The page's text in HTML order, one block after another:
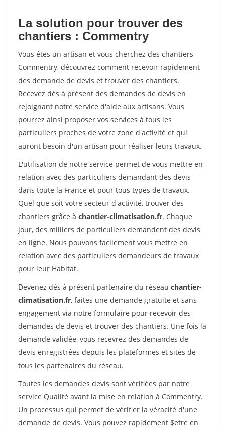
La solution pour trouver des
chantiers : Commentry
Vous êtes un artisan et vous cherchez des chantiers
Commentry, découvrez comment recevoir rapidement
des demande de devis et trouver des chantiers.
Recevez dès à présent des demandes de devis en
rejoignant notre service d'aide aux artisans. Vous
pourrez ainsi proposer vos services à tous les
particuliers proches de votre zone d'activité et qui
auront besoin d'un artisan pour réaliser leurs travaux.
L'utilisation de notre service permet de vous mettre en
relation avec des particuliers demandant des devis
dans toute la France et pour tous types de travaux.
Quel que soit votre secteur d'activité, trouver des
chantiers grâce à chantier-climatisation.fr. Chaque
jour, des milliers de particuliers demandent des devis
en ligne. Nous pouvons facilement vous mettre en
relation avec des particuliers demandeurs de travaux
pour leur Habitat.
Devenez dès à présent partenaire du réseau chantier-
climatisation.fr, faites une demande gratuite et sans
engagement via notre formulaire pour recevoir des
demandes de devis et trouver des chantiers. Une fois la
demande validée, vous recevrez des demandes de
devis enregistrées depuis les plateformes et sites de
tous les partenaires du réseau.
Toutes les demandes devis sont vérifiées par notre
service Qualité avant la mise en relation à Commentry.
Un processus qui permet de vérifier la véracité d'une
demande de devis. Vous pouvez rapidement $etre en